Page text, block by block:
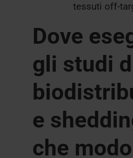
tessuti off-
Dove
gli studi
e
che modo